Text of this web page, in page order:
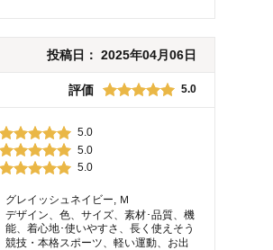
投稿日： 2025年04月06日
評価 5.0
5.0
5.0
5.0
グレイッシュネイビー, Ｍ
デザイン、色、サイズ、素材･品質、機
能、着心地･使いやすさ、長く使えそう
競技・本格スポーツ、軽い運動、お出